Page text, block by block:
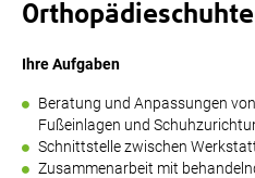
Ihre Aufgaben
Beratung und Anpassungen
Fußeinlagen und
Schnittstelle zwischen
Zusammenarbeit mit